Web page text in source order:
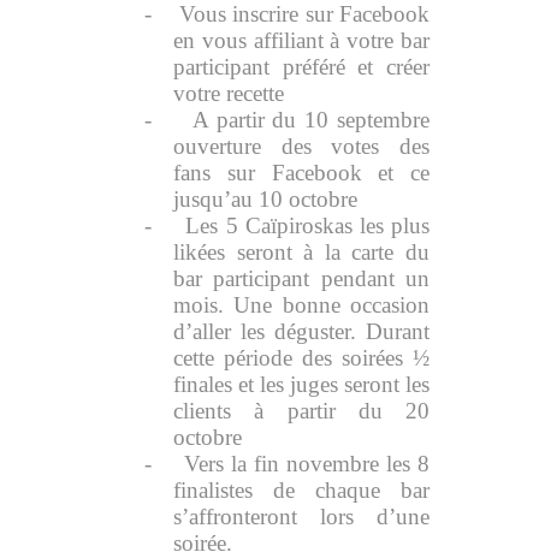
-
Vous inscrire sur Facebook
en vous affiliant à votre bar
participant préféré et créer
votre recette
-
A partir du 10 septembre
ouverture des votes des
fans sur Facebook et ce
jusqu’au 10 octobre
-
Les 5 Caïpiroskas les plus
likées seront à la carte du
bar participant pendant un
mois. Une bonne occasion
d’aller les déguster. Durant
cette période des soirées ½
finales et les juges seront les
clients à partir du 20
octobre
-
Vers la fin novembre les 8
finalistes de chaque bar
s’affronteront lors d’une
soirée.